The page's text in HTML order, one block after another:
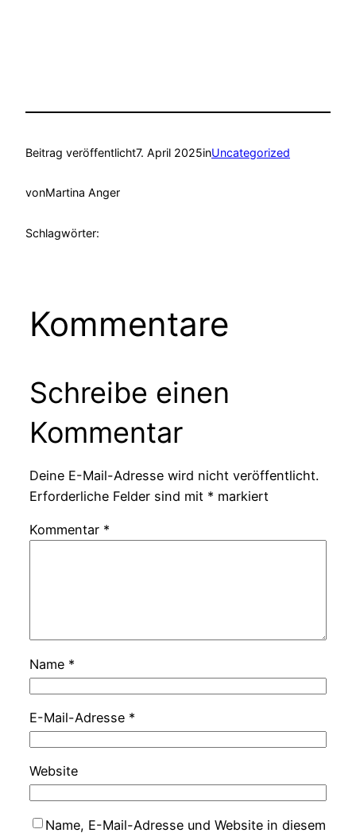
Beitrag veröffentlicht7. April 2025inUncategorized
vonMartina Anger
Schlagwörter:
Kommentare
Schreibe einen
Kommentar
Deine E-Mail-Adresse wird nicht veröffentlicht.
Erforderliche Felder sind mit * markiert
Kommentar *
Name *
E-Mail-Adresse *
Website
Name, E-Mail-Adresse und Website in diesem